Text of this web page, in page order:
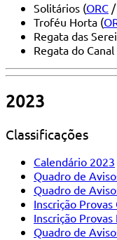
Solitários (ORC /
Troféu Horta (
Regata das
Regata do Canal
2023
Classificações
Calendário 2023
Quadro de
Quadro de
Inscrição
Inscrição
Quadro de